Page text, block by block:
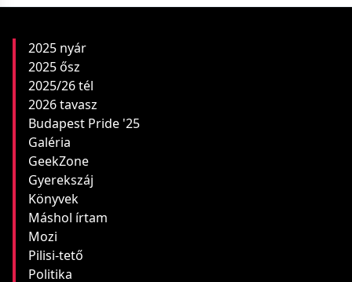
2025 nyár
2025 ősz
2025/26 tél
2026 tavasz
Budapest Pride '25
Galéria
GeekZone
Gyerekszáj
Könyvek
Máshol írtam
Mozi
Pilisi-tető
Politika